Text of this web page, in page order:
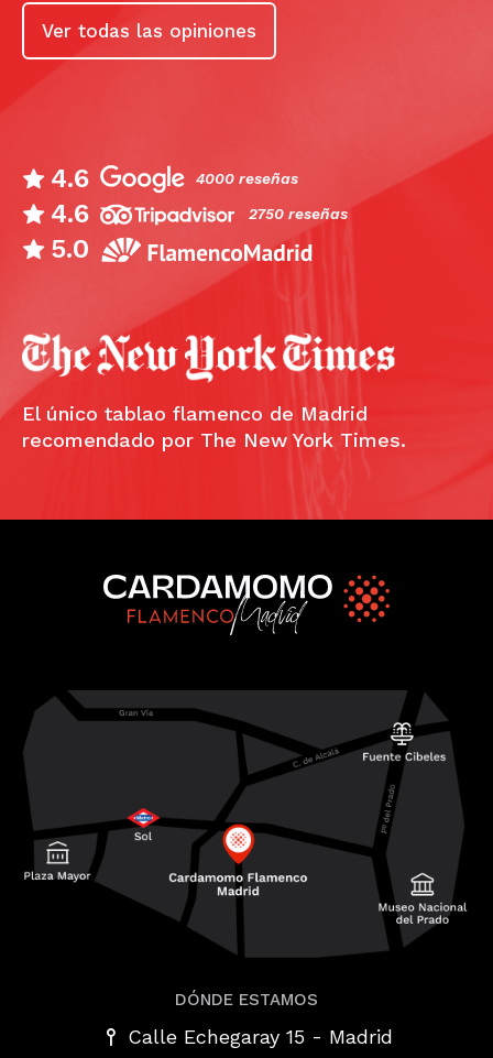
Ver todas las opiniones
4.6 4000 reseñas
4.6 2750 reseñas
5.0
El único tablao flamenco de Madrid
recomendado por The New York Times.
DÓNDE ESTAMOS
Calle Echegaray 15 - Madrid